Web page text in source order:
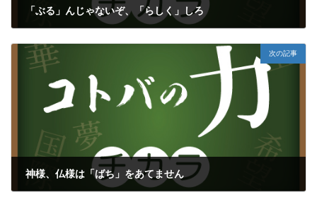
「ぶる」んじゃないぞ、「らしく」しろ
次の記事
神様、仏様は「ばち」をあてません